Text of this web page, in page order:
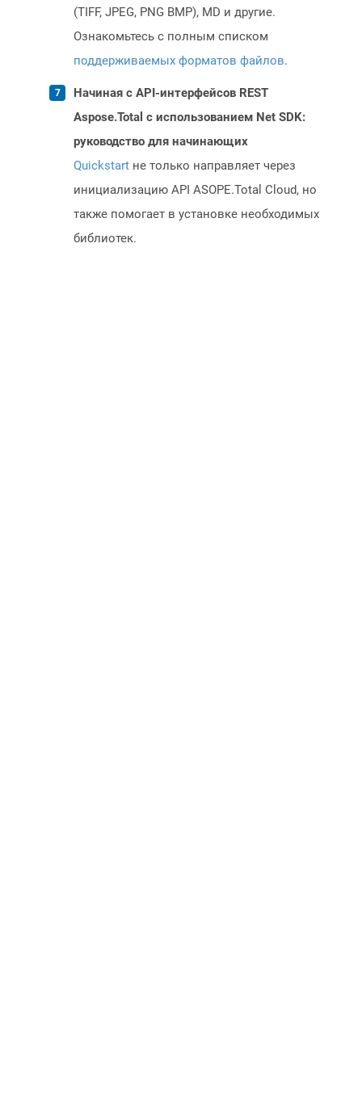
(TIFF, JPEG, PNG BMP), MD и другие.
Ознакомьтесь с полным списком
поддерживаемых форматов файлов.
Начиная с API-интерфейсов REST
Aspose.Total с использованием Net SDK:
руководство для начинающих
Quickstart не только направляет через
инициализацию API ASOPE.Total Cloud, но
также помогает в установке необходимых
библиотек.